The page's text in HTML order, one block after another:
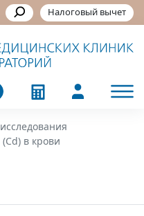
Налоговый вычет
в крови